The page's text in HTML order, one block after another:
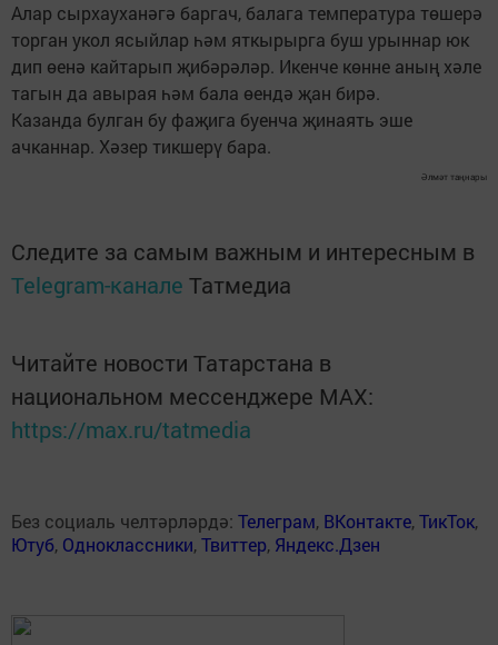
Алар сырхауханәгә баргач, балага температура төшерә
торган укол ясыйлар һәм яткырырга буш урыннар юк
дип өенә кайтарып җибәрәләр. Икенче көнне аның хәле
тагын да авырая һәм бала өендә җан бирә.
Казанда булган бу фаҗига буенча җинаять эше
ачканнар. Хәзер тикшерү бара.
Әлмәт таңнары
Следите за самым важным и интересным в
Telegram-канале Татмедиа
Читайте новости Татарстана в
национальном мессенджере MАХ:
https://max.ru/tatmedia
Без социаль челтәрләрдә: Телеграм, ВКонтакте,ТикТок,
Ютуб, Одноклассники,Твиттер, Яндекс.Дзен